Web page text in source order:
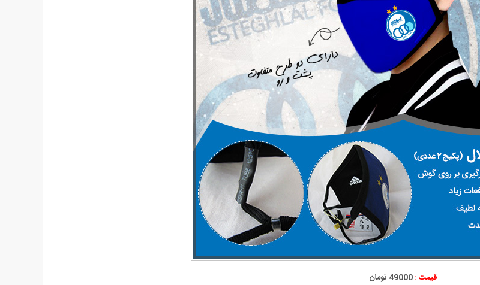
قیمت :49000 تومان